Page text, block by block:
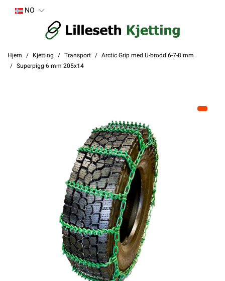
NO
Hjem Kjetting Transport
Arctic Grip med U-brodd 6-7-8 mm
Superpigg 6 mm 205x14